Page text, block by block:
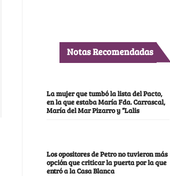
Notas Recomendadas
La mujer que tumbó la lista del Pacto,
en la que estaba María Fda. Carrascal,
María del Mar Pizarro y “Lalis
Los opositores de Petro no tuvieron más
opción que criticar la puerta por la que
entró a la Casa Blanca